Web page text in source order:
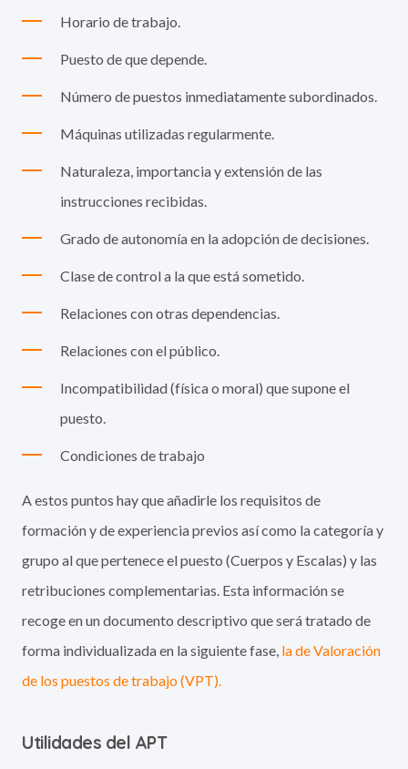
Horario de trabajo.
Puesto de que depende.
Número de puestos inmediatamente subordinados.
Máquinas utilizadas regularmente.
Naturaleza, importancia y extensión de las
instrucciones recibidas.
Grado de autonomía en la adopción de decisiones.
Clase de control a la que está sometido.
Relaciones con otras dependencias.
Relaciones con el público.
Incompatibilidad (física o moral) que supone el
puesto.
Condiciones de trabajo
A estos puntos hay que añadirle los requisitos de
formación y de experiencia previos así como la categoría y
grupo al que pertenece el puesto (Cuerpos y Escalas) y las
retribuciones complementarias. Esta información se
recoge en un documento descriptivo que será tratado de
forma individualizada en la siguiente fase, la de Valoración
de los puestos de trabajo (VPT).
Utilidades del APT